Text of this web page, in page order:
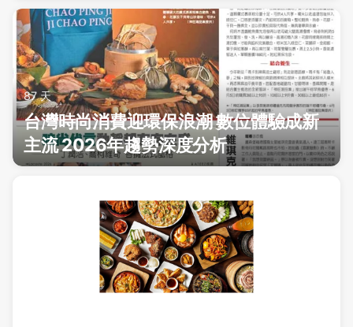
87 天
台灣時尚消費迎環保浪潮 數位體驗成新
主流 2026年趨勢深度分析